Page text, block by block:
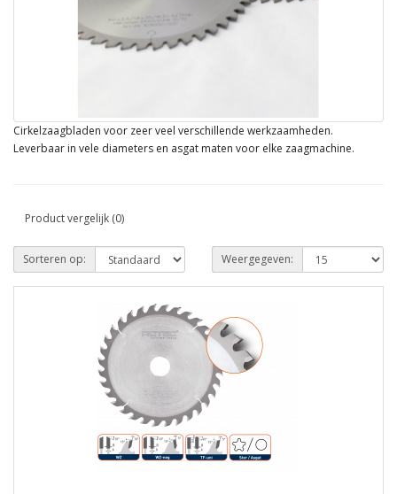
Cirkelzaagbladen voor zeer veel verschillende werkzaamheden.
Leverbaar in vele diameters en asgat maten voor elke zaagmachine.
Product vergelijk (0)
Sorteren op: Weergegeven: